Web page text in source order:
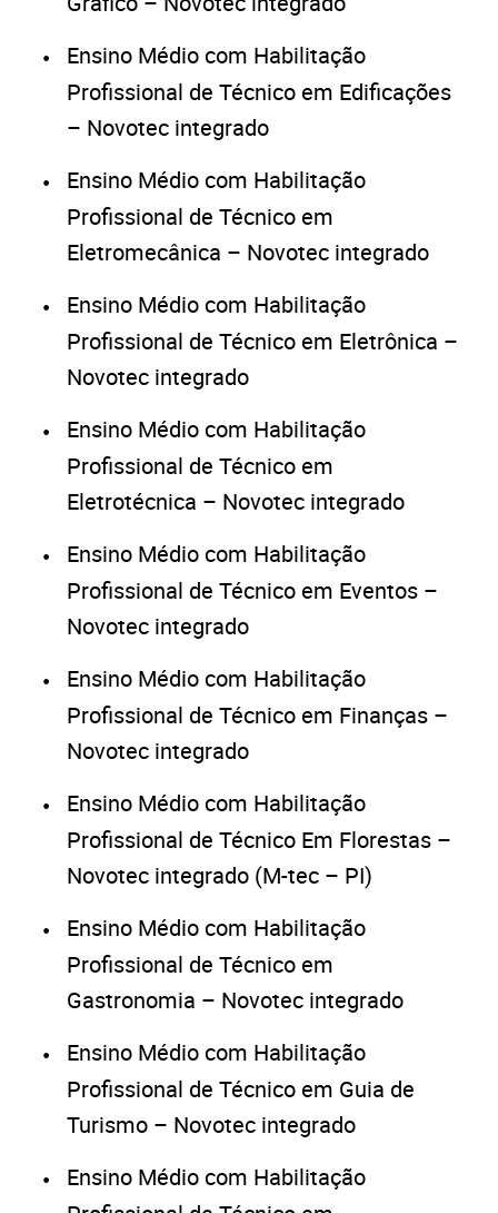
Ensino Médio com Habilitação
Profissional de Técnico em Edificações
– Novotec integrado
Ensino Médio com Habilitação
Profissional de Técnico em
Eletromecânica – Novotec integrado
Ensino Médio com Habilitação
Profissional de Técnico em Eletrônica –
Novotec integrado
Ensino Médio com Habilitação
Profissional de Técnico em
Eletrotécnica – Novotec integrado
Ensino Médio com Habilitação
Profissional de Técnico em Eventos –
Novotec integrado
Ensino Médio com Habilitação
Profissional de Técnico em Finanças –
Novotec integrado
Ensino Médio com Habilitação
Profissional de Técnico Em Florestas –
Novotec integrado (M-tec – PI)
Ensino Médio com Habilitação
Profissional de Técnico em
Gastronomia – Novotec integrado
Ensino Médio com Habilitação
Profissional de Técnico em Guia de
Turismo – Novotec integrado
Ensino Médio com Habilitação